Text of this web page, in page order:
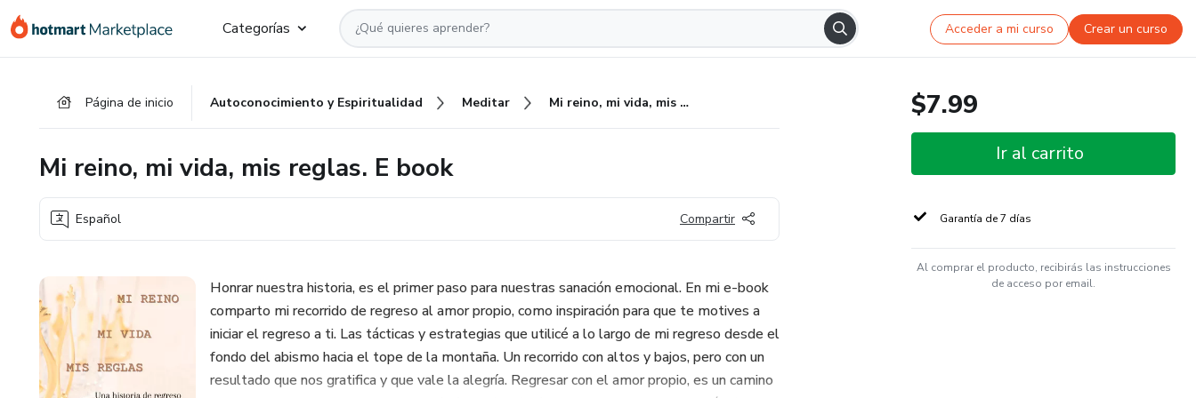
Categorías Acceder a mi curso Crear un curso
Página de inicio Autoconocimiento y Espiritualidad Meditar Mi reino, mi vida, mis reglas. E book
Mi reino, mi vida, mis reglas. E book
Español Compartir
Honrar nuestra historia, es el primer paso para nuestras sanación emocional. En mi e-book
comparto mi recorrido de regreso al amor propio, como inspiración para que te motives a
iniciar el regreso a ti. Las tácticas y estrategias que utilicé a lo largo de mi regreso desde el
fondo del abismo hacia el tope de la montaña. Un recorrido con altos y bajos, pero con un
resultado que nos gratifica y que vale la alegría. Regresar con el amor propio, es un camino
$7.99
Ir al carrito
Garantía de 7 días
Al comprar el producto, recibirás las instrucciones
de acceso por email.